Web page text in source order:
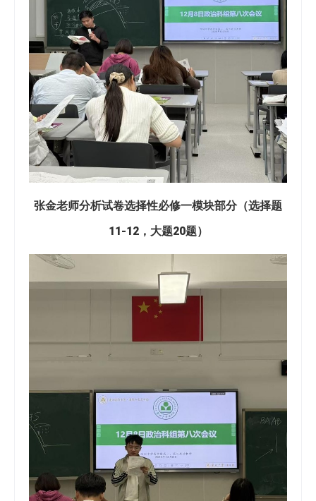
张金老师分析试卷选择性必修一模块部分（选择题
11-12，大题20题）